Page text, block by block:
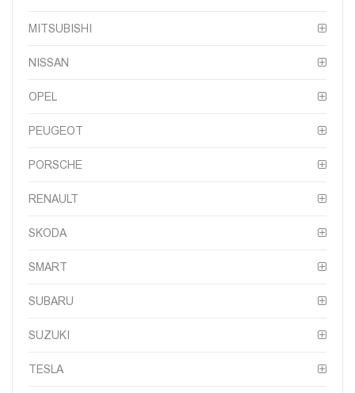
MITSUBISHI
NISSAN
OPEL
PEUGEOT
PORSCHE
RENAULT
SKODA
SMART
SUBARU
SUZUKI
TESLA